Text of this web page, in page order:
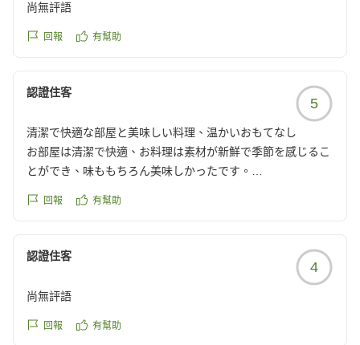
尚無評語
回報 有幫助
認證住客
5
清潔で快適な部屋と美味しい料理、温かいおもてなし
お部屋は清潔で快適、お料理は素材が新鮮で季節を感じるこ
とができ、味ももちろん美味しかったです。
安らぎました。
https://review.travel.rakuten.co.jp/hotel/voice/13758?
回報 有幫助
認證住客
4
尚無評語
回報 有幫助